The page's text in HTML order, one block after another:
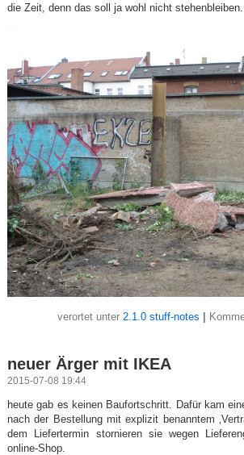
die Zeit, denn das soll ja wohl nicht stehenbleiben.
verortet unter 2.1.0 stuff-notes
neuer Ärger mit IKEA
2015-07-08 19:44
heute gab es keinen Baufortschritt. Dafür kam
nach der Bestellung mit explizit benanntem
dem Liefertermin stornieren sie wegen
online-Shop.